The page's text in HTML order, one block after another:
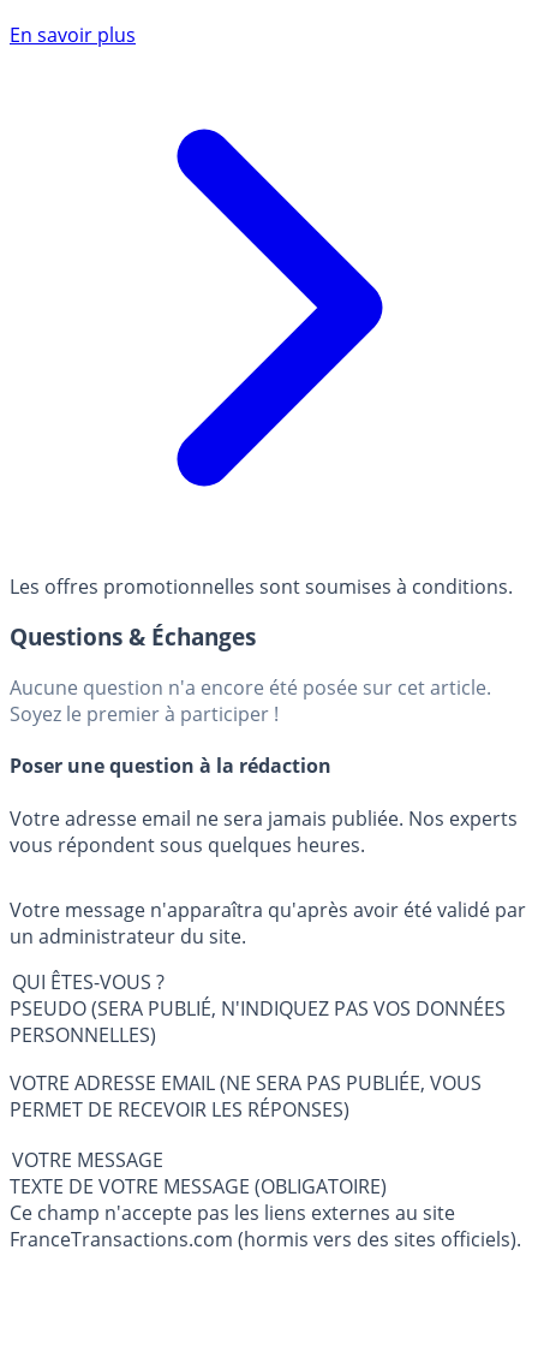
En savoir plus
Les offres promotionnelles sont soumises à conditions.
Questions & Échanges
Aucune question n'a encore été posée sur cet article.
Soyez le premier à participer !
Poser une question à la rédaction
Votre adresse email ne sera jamais publiée. Nos experts
vous répondent sous quelques heures.
Votre message n'apparaîtra qu'après avoir été validé par
un administrateur du site.
QUI ÊTES-VOUS ?
PSEUDO (SERA PUBLIÉ, N'INDIQUEZ PAS VOS DONNÉES
PERSONNELLES)
VOTRE ADRESSE EMAIL (NE SERA PAS PUBLIÉE, VOUS
PERMET DE RECEVOIR LES RÉPONSES)
VOTRE MESSAGE
TEXTE DE VOTRE MESSAGE (OBLIGATOIRE)
Ce champ n'accepte pas les liens externes au site
FranceTransactions.com (hormis vers des sites officiels).